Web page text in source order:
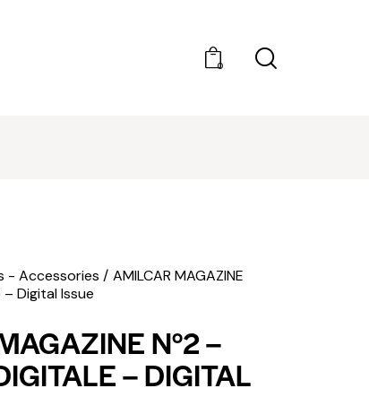
0
- Accessories
AMILCAR MAGAZINE
Digital Issue
N°2 –
– DIGITAL